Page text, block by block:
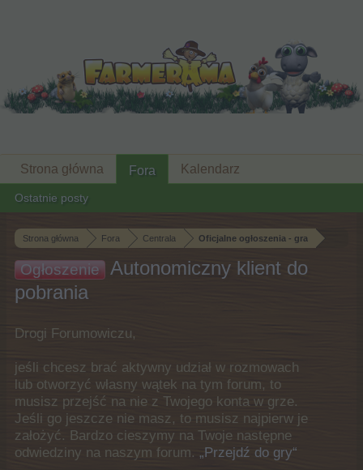
Strona główna Fora Centrala Oficjalne ogłoszenia - gra
Ogłoszenie
Autonomiczny klient do
pobrania
Drogi Forumowiczu,
jeśli chcesz brać aktywny udział w rozmowach
lub otworzyć własny wątek na tym forum, to
musisz przejść na nie z Twojego konta w grze.
Jeśli go jeszcze nie masz, to musisz najpierw je
założyć. Bardzo cieszymy na Twoje następne
odwiedziny na naszym forum. „Przejdź do gry“
Strona główna Fora
Ostatnie posty
Kalendarz